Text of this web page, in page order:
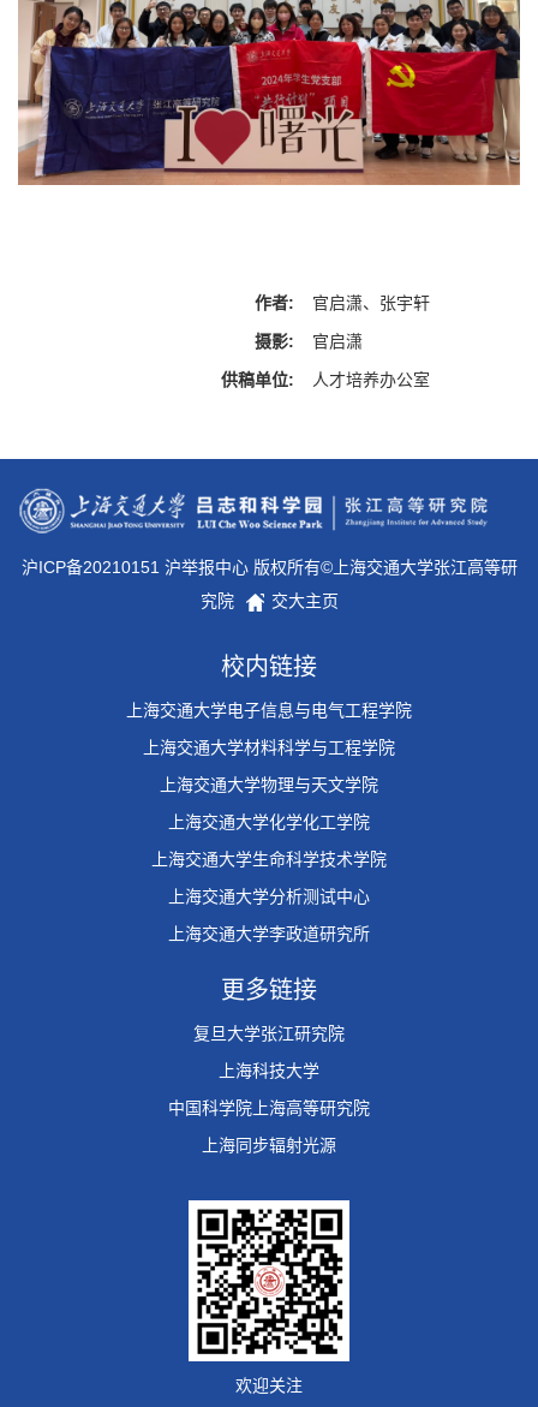
作者:
官启潇、张宇轩
摄影:
官启潇
供稿单位:
人才培养办公室
沪ICP备20210151 沪举报中心 版权所有©上海交通大学张江高等研
究院
交大主页
校内链接
上海交通大学电子信息与电气工程学院
上海交通大学材料科学与工程学院
上海交通大学物理与天文学院
上海交通大学化学化工学院
上海交通大学生命科学技术学院
上海交通大学分析测试中心
上海交通大学李政道研究所
更多链接
复旦大学张江研究院
上海科技大学
中国科学院上海高等研究院
上海同步辐射光源
欢迎关注